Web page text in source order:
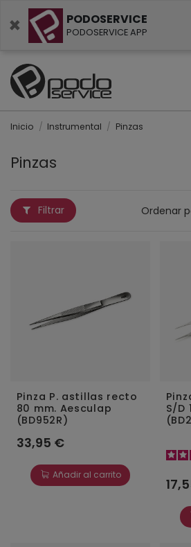
× PODOSERVICE
PODOSERVICE APP
Inicio Instrumental Pinzas
Pinzas
Filtrar Ordenar
Pinza P. astillas recto
80 mm. Aesculap
(BD952R)
33,95 €
Añadir al carrito
S/D